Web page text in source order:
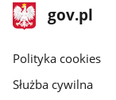
stopka
gov.pl
Strona
gov.pl
gov.pl
Polityka cookies
Służba cywilna